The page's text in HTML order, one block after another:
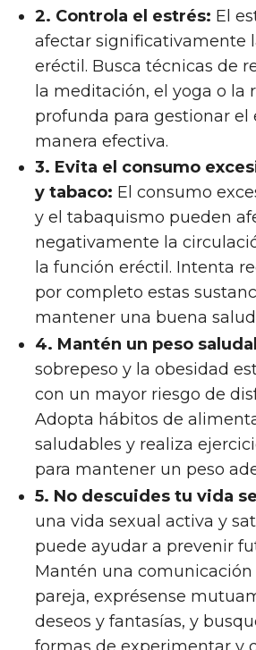
2. Controla el estrés: El
afectar significativamente
eréctil. Busca técnicas de
la meditación, el yoga o la
profunda para gestionar el
manera efectiva.
3. Evita el consumo
y tabaco: El consumo
y el tabaquismo pueden
negativamente la
la función eréctil. Intenta
por completo estas
mantener una buena
4. Mantén un peso
sobrepeso y la obesidad
con un mayor riesgo de
Adopta hábitos de
saludables y realiza
para mantener un peso
5. No descuides tu vida
una vida sexual activa y
puede ayudar a prevenir
Mantén una
pareja, exprésense
deseos y fantasías, y